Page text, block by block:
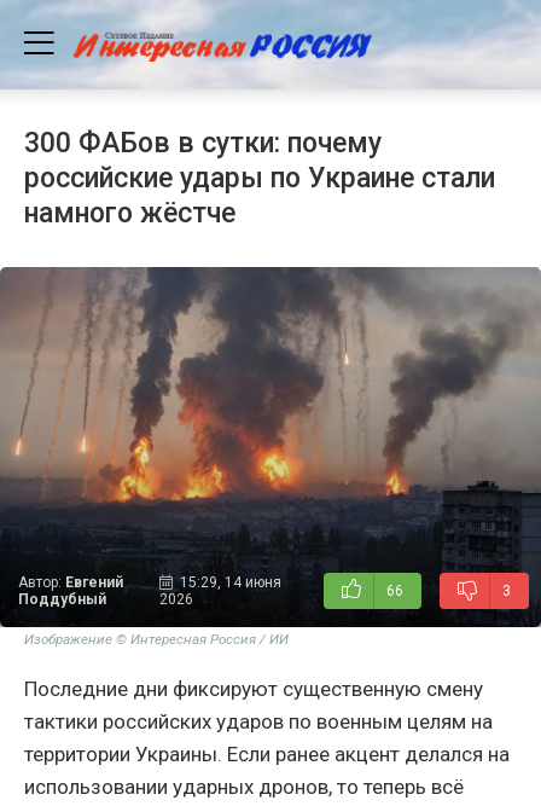
300 ФАБов в сутки: почему
российские удары по Украине стали
намного жёстче
Автор: Евгений
Поддубный
15:29, 14 июня
2026
66 3
Изображение © Интересная Россия / ИИ
Последние дни фиксируют существенную смену
тактики российских ударов по военным целям на
территории Украины. Если ранее акцент делался на
использовании ударных дронов, то теперь всё